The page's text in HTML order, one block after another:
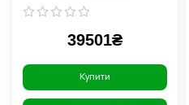
39501₴
Купити